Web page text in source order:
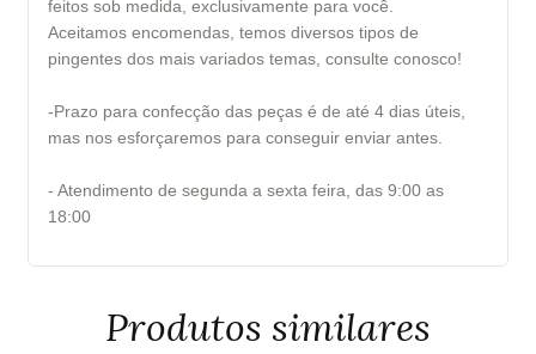
feitos sob medida, exclusivamente para você.
Aceitamos encomendas, temos diversos tipos de
pingentes dos mais variados temas, consulte conosco!
-Prazo para confecção das peças é de até 4 dias úteis,
mas nos esforçaremos para conseguir enviar antes.
- Atendimento de segunda a sexta feira, das 9:00 as
18:00
Produtos similares